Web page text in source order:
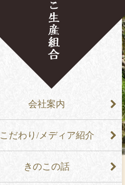
会社案内
こだわり/メディア紹介
きのこの話